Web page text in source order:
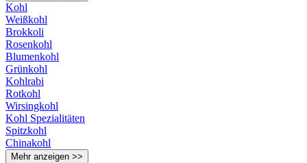
Kohl
Weißkohl
Brokkoli
Rosenkohl
Blumenkohl
Grünkohl
Kohlrabi
Rotkohl
Wirsingkohl
Kohl Spezialitäten
Spitzkohl
Chinakohl
Mehr anzeigen >>